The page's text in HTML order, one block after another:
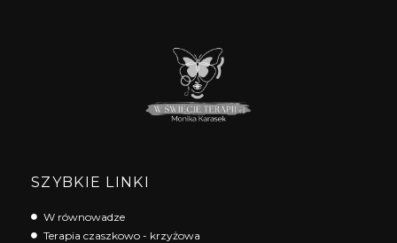
SZYBKIE LINKI
W równowadze
Terapia czaszkowo - krzyżowa